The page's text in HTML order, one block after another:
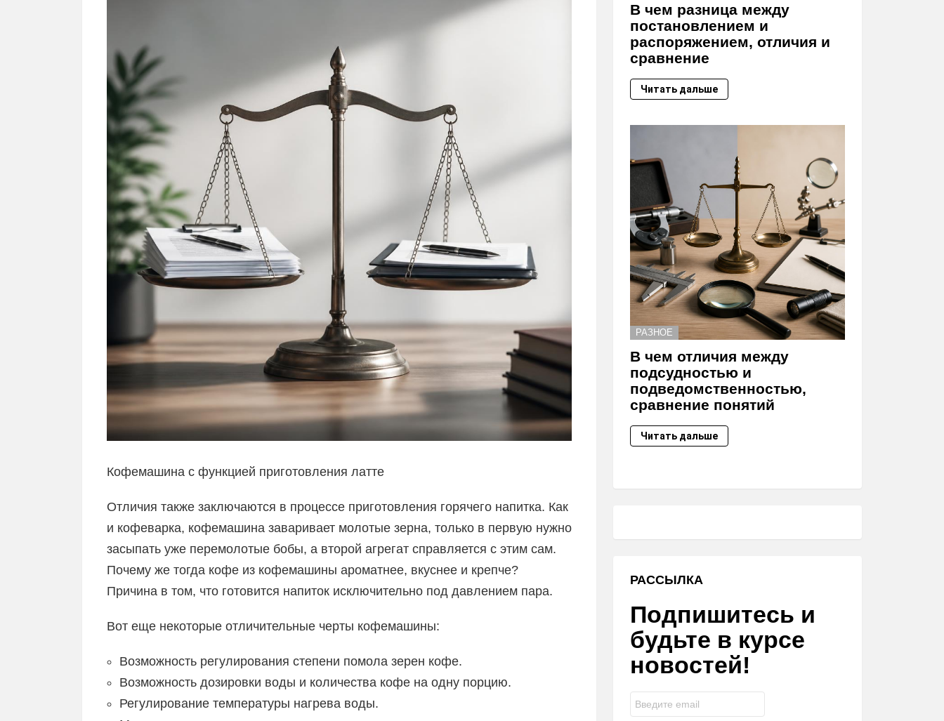
Кофемашина с функцией приготовления латте
Отличия также заключаются в процессе приготовления горячего напитка. Как
и кофеварка, кофемашина заваривает молотые зерна, только в первую нужно
засыпать уже перемолотые бобы, а второй агрегат справляется с этим сам.
Почему же тогда кофе из кофемашины ароматнее, вкуснее и крепче?
Причина в том, что готовится напиток исключительно под давлением пара.
Вот еще некоторые отличительные черты кофемашины:
Возможность регулирования степени помола зерен кофе.
Возможность дозировки воды и количества кофе на одну порцию.
Регулирование температуры нагрева воды.
В чем разница между
постановлением и
распоряжением, отличия и
сравнение
Читать дальше
РАЗНОЕ
В чем отличия между
подсудностью и
подведомственностью,
сравнение понятий
Читать дальше
РАССЫЛКА
Подпишитесь и
будьте в курсе
новостей!